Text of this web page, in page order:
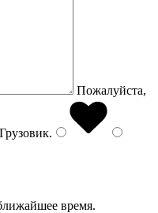
Пожалуйста,
Грузовик.
время.